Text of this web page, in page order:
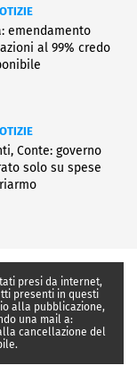
emendamento
al 99% credo
Conte: governo
solo su spese
presi da internet,
presenti in questi
alla pubblicazione,
una mail a:
cancellazione del